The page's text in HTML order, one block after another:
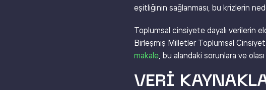
eşitliğinin sağlanması, bu krizlerin
Toplumsal cinsiyete dayalı verilerin
Birleşmiş Milletler Toplumsal
makale , bu alandaki sorunlara ve
VERI